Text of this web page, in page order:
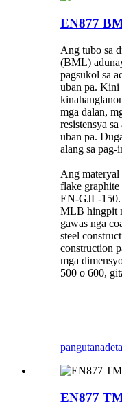
EN877
Ang tubo sa
(BML)
pagsukol sa
uban pa. Kini
mga dalan,
resistensya
uban pa.
alang sa pag-
Ang materyal
flake graphite
EN-GJL-150.
MLB hingpit
gawas nga
steel
construction
mga
500 o 600,
pangutana
EN877